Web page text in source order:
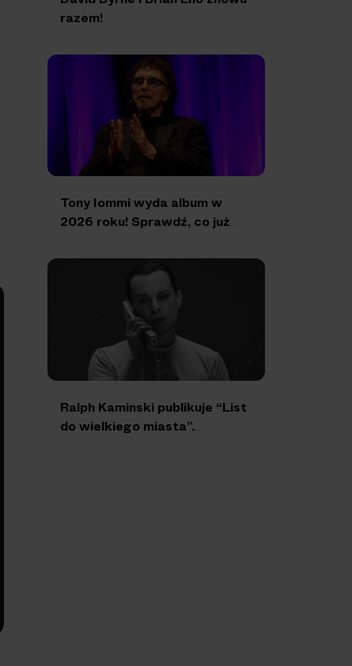
razem!
Tony Iommi wyda album w
2026 roku! Sprawdź, co już
Ralph Kaminski publikuje “List
do wielkiego miasta”.